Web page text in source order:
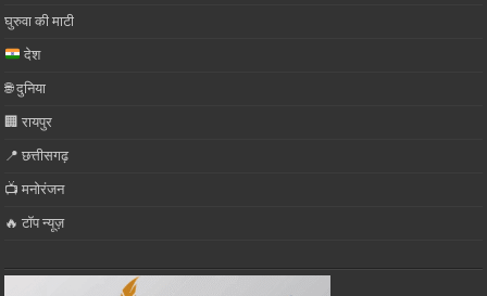
घुरुवा की माटी
देश
🌐 दुनिया
🏢 रायपुर
📍 छत्तीसगढ़
📺 मनोरंजन
🔥 टॉप न्यूज़